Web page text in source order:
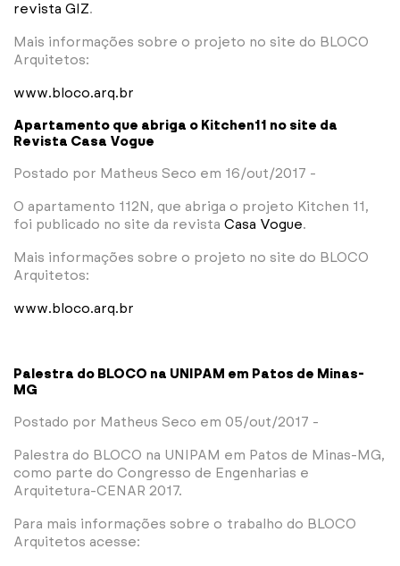
revista GIZ.
Mais informações sobre o projeto no site do BLOCO
Arquitetos:
www.bloco.arq.br
Apartamento que abriga o Kitchen11 no site da
Revista Casa Vogue
Postado por Matheus Seco em 16/out/2017 -
O apartamento 112N, que abriga o projeto Kitchen 11,
foi publicado no site da revista Casa Vogue.
Mais informações sobre o projeto no site do BLOCO
Arquitetos:
www.bloco.arq.br
Palestra do BLOCO na UNIPAM em Patos de Minas-
MG
Postado por Matheus Seco em 05/out/2017 -
Palestra do BLOCO na UNIPAM em Patos de Minas-MG,
como parte do Congresso de Engenharias e
Arquitetura-CENAR 2017.
Para mais informações sobre o trabalho do BLOCO
Arquitetos acesse: